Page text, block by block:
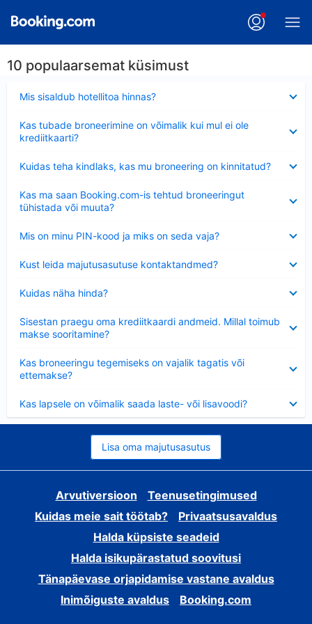
10 populaarsemat küsimust
Mis sisaldub hotellitoa hinnas?
Kas tubade broneerimine on võimalik kui mul ei ole
krediitkaarti?
Kuidas teha kindlaks, kas mu broneering on kinnitatud?
Kas ma saan Booking.com-is tehtud broneeringut
tühistada või muuta?
Mis on minu PIN-kood ja miks on seda vaja?
Kust leida majutusasutuse kontaktandmed?
Kuidas näha hinda?
Sisestan praegu oma krediitkaardi andmeid. Millal toimub
makse sooritamine?
Kas broneeringu tegemiseks on vajalik tagatis või
ettemakse?
Kas lapsele on võimalik saada laste- või lisavoodi?
Lisa oma majutusasutus
Arvutiversioon
Teenusetingimused
Kuidas meie sait töötab?
Privaatsusavaldus
Halda küpsiste seadeid
Halda isikupärastatud soovitusi
Tänapäevase orjapidamise vastane avaldus
Inimõiguste avaldus
Booking.com